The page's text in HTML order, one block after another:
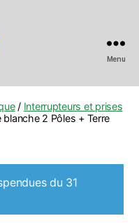
Menu
/ Interrupteurs et prises
2 Pôles + Terre
du 31